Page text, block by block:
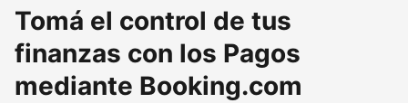
Tomá el control de tus
finanzas con los Pagos
mediante Booking.com